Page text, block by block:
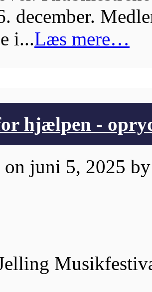
december.
i...Læs mere…
hjælpen -
on juni 5, 2025